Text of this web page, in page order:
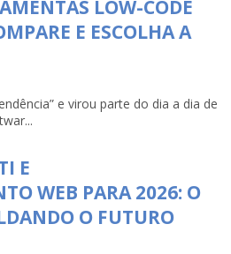
LOW-CODE
E ESCOLHA A
e virou parte do dia a dia de
E
WEB PARA 2026: O
O FUTURO